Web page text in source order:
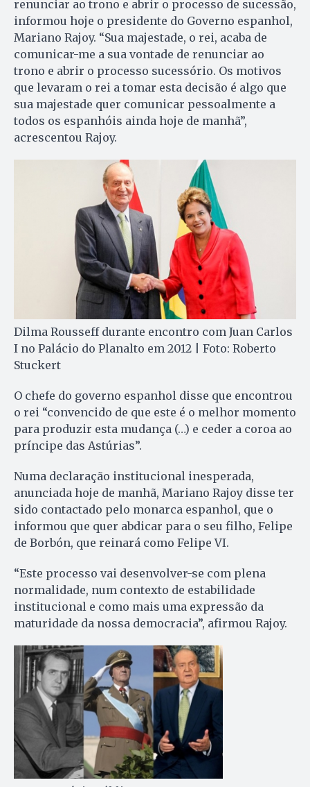
renunciar ao trono e abrir o processo de sucessão,
informou hoje o presidente do Governo espanhol,
Mariano Rajoy. “Sua majestade, o rei, acaba de
comunicar-me a sua vontade de renunciar ao
trono e abrir o processo sucessório. Os motivos
que levaram o rei a tomar esta decisão é algo que
sua majestade quer comunicar pessoalmente a
todos os espanhóis ainda hoje de manhã”,
acrescentou Rajoy.
Dilma Rousseff durante encontro com Juan Carlos
I no Palácio do Planalto em 2012 | Foto: Roberto
Stuckert
O chefe do governo espanhol disse que encontrou
o rei “convencido de que este é o melhor momento
para produzir esta mudança (…) e ceder a coroa ao
príncipe das Astúrias”.
Numa declaração institucional inesperada,
anunciada hoje de manhã, Mariano Rajoy disse ter
sido contactado pelo monarca espanhol, que o
informou que quer abdicar para o seu filho, Felipe
de Borbón, que reinará como Felipe VI.
“Este processo vai desenvolver-se com plena
normalidade, num contexto de estabilidade
institucional e como mais uma expressão da
maturidade da nossa democracia”, afirmou Rajoy.